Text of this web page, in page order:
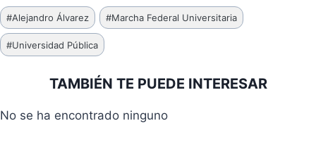
Etiquetas
de
la
#Alejandro Álvarez #Marcha Federal Universitaria
#Universidad Pública
TAMBIÉN TE PUEDE INTERESAR
No se ha encontrado ninguno